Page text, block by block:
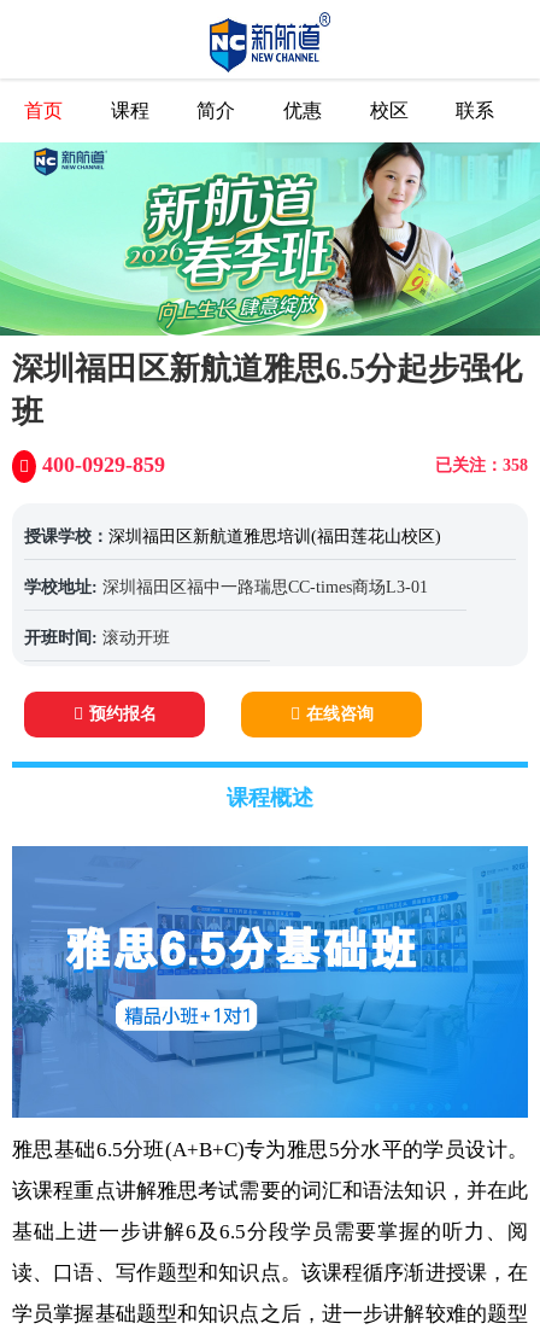
首页 课程 简介 优惠 校区 联系
深圳福田区新航道雅思6.5分起步强化
班
已关注：358
400-0929-859
授课学校： 深圳福田区新航道雅思培训(福田莲花山校区)
学校地址: 深圳福田区福中一路瑞思CC-times商场L3-01
开班时间: 滚动开班
预约报名 在线咨询
课程概述
雅思基础6.5分班(A+B+C)专为雅思5分水平的学员设计。
该课程重点讲解雅思考试需要的词汇和语法知识，并在此
基础上进一步讲解6及6.5分段学员需要掌握的听力、阅
读、口语、写作题型和知识点。该课程循序渐进授课，在
学员掌握基础题型和知识点之后，进一步讲解较难的题型